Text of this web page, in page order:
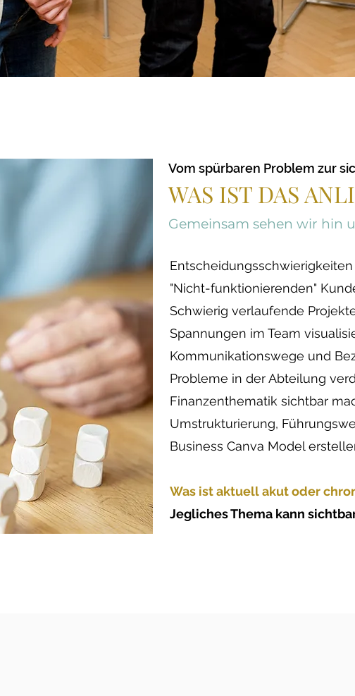
Vom spürbaren Problem zur
WAS IST DAS
Gemeinsam sehen wir hin
"Nicht-funktionierenden"
Schwierig verlaufende
Spannungen im Team
Kommunikationswege und
Probleme in der Abteilung
Finanzenthematik sichtbar
Umstrukturierung,
​Business Canva Model
W​as ist aktuell akut oder
Jegliches Thema kann